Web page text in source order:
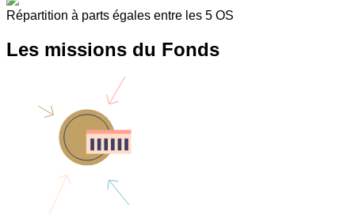
Répartition à parts égales entre les 5 OS
Les missions du Fonds